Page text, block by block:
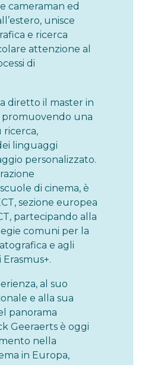
cameraman ed
unisce
e ricerca
attenzione al
di
diretto il master in
promuovendo una
ricerca,
linguaggi
personalizzato.
di cinema, è
sezione europea
partecipando alla
comuni per la
e agli
al suo
e alla sua
panorama
Geeraerts è oggi
nella
in Europa,